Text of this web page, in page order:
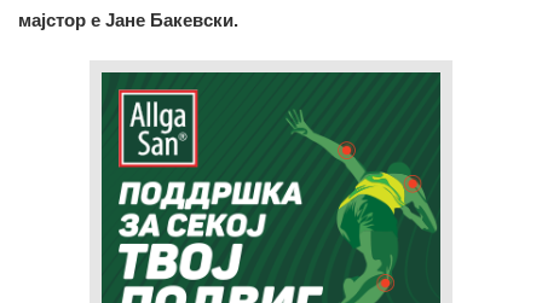
мајстор е Јане Бакевски.